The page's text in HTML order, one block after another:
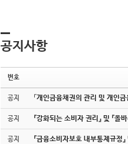
공지사항
번호
공지 「개인금융채권의 관리 및 개인
공지 『강화되는 소비자 권리』 및 『
공지 『금융소비자보호 내부통제규정